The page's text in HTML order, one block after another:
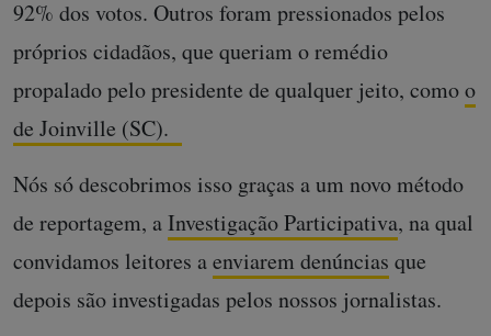
92% dos votos. Outros foram pressionados pelos
próprios cidadãos, que queriam o remédio
propalado pelo presidente de qualquer jeito, comoo
de Joinville (SC).
Nós só descobrimos isso graças a um novo método
de reportagem, aInvestigação Participativa, na qual
convidamos leitores aenviarem denúncias que
depois são investigadas pelos nossos jornalistas.